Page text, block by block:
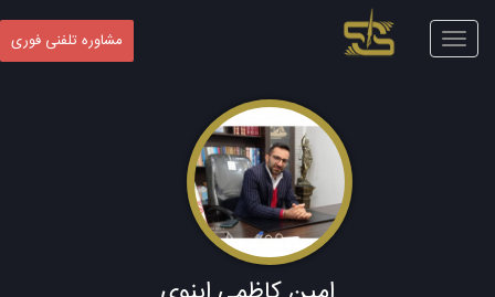
Toggle
navigation
مشاوره تلفنی فوری